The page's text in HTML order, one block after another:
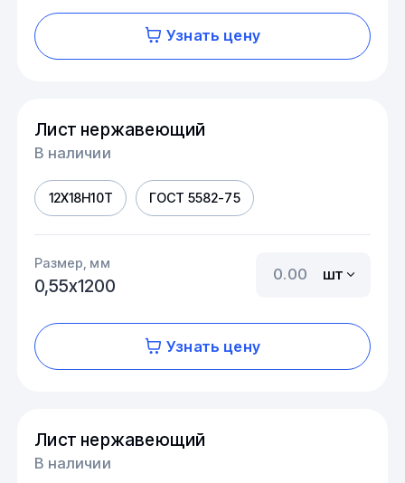
Узнать цену
Лист нержавеющий
В наличии
12Х18Н10Т ГОСТ 5582-75
Размер, мм
0,55х1200
шт
Узнать цену
Лист нержавеющий
В наличии